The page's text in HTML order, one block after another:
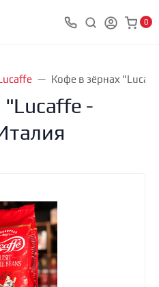
0
Кофе в зёрнах
"Lucaffe -